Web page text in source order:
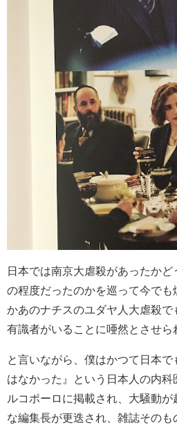
日本では南京大虐殺があったか
の程度だったのかを巡って今でも
かあのナチスのユダヤ人大虐殺で
有識者がいることに唖然とさせら
と言いながら、僕はかつて日本で
はなかった』という日本人の内
ルコポーロに掲載され、大騒動
な編集長が更迭され、雑誌そのも